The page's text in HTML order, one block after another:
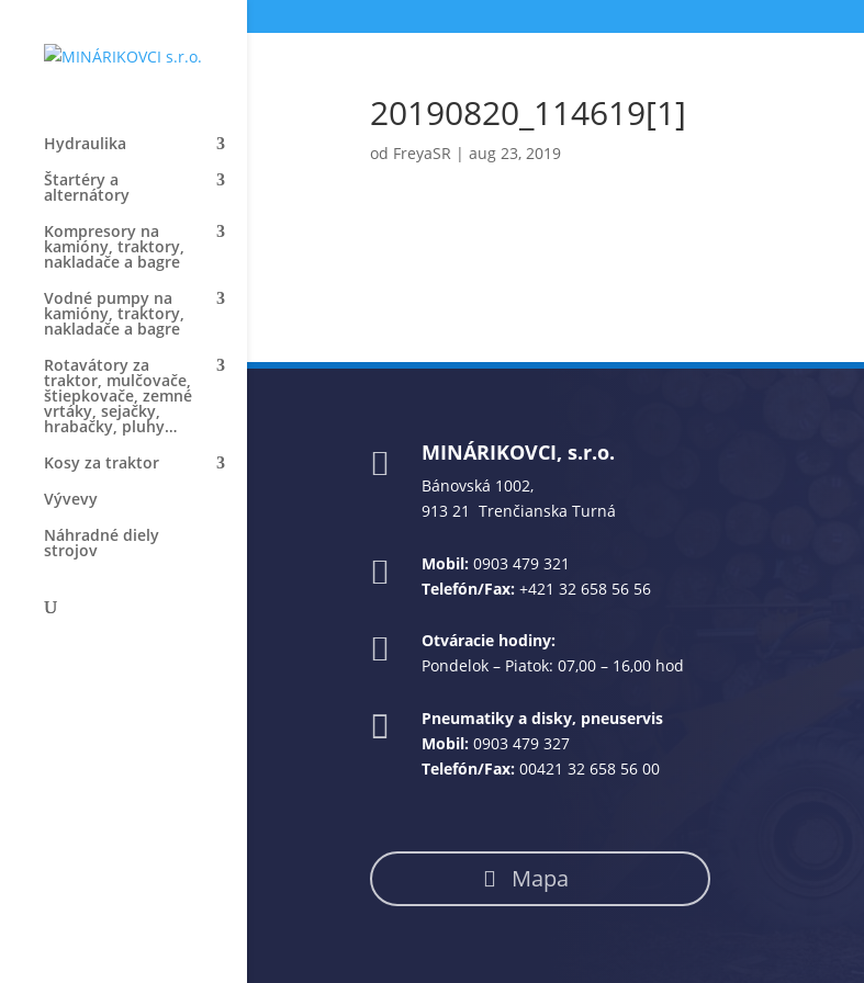
Hydraulika
Štartéry a
alternátory
Kompresory na
kamióny, traktory,
nakladače a bagre
Vodné pumpy na
kamióny, traktory,
nakladače a bagre
Rotavátory za
traktor, mulčovače,
štiepkovače, zemné
vrtáky, sejačky,
hrabačky, pluhy…
Kosy za traktor
Vývevy
Náhradné diely
strojov
20190820_114619[1]
od FreyaSR | aug 23, 2019
 MINÁRIKOVCI, s.r.o.
Bánovská 1002,
913 21 Trenčianska Turná
 Mobil: 0903 479 321
Telefón/Fax: +421 32 658 56 56

Otváracie hodiny:
Pondelok – Piatok: 07,00 – 16,00 hod

Pneumatiky a disky, pneuservis
Mobil: 0903 479 327
Telefón/Fax: 00421 32 658 56 00
Mapa